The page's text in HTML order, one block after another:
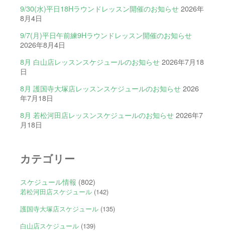
9/30(水)平日18Hラウンドレッスン開催のお知らせ 2026年
8月4日
9/7(月)平日午前練9Hラウンドレッスン開催のお知らせ
2026年8月4日
8月 白山店レッスンスケジュールのお知らせ 2026年7月18
日
8月 護国寺大塚店レッスンスケジュールのお知らせ 2026
年7月18日
8月 若松河田店レッスンスケジュールのお知らせ 2026年7
月18日
カテゴリー
スケジュール情報 (802)
若松河田店スケジュール(142)
護国寺大塚店スケジュール(135)
白山店スケジュール(139)